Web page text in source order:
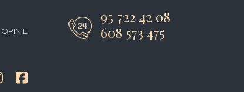
OPINIE
95 722 42 08
608 573 475